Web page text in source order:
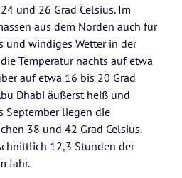
und 26 Grad Celsius. Im
aus dem Norden auch für
und windiges Wetter in der
Temperatur nachts auf etwa
auf etwa 16 bis 20 Grad
Dhabi äußerst heiß und
September liegen die
38 und 42 Grad Celsius.
12,3 Stunden der
Jahr.